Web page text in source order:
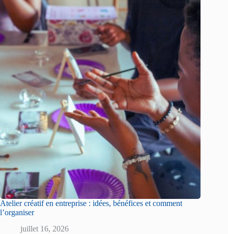
Atelier créatif en entreprise : idées, bénéfices et comment
l’organiser
juillet 16, 2026